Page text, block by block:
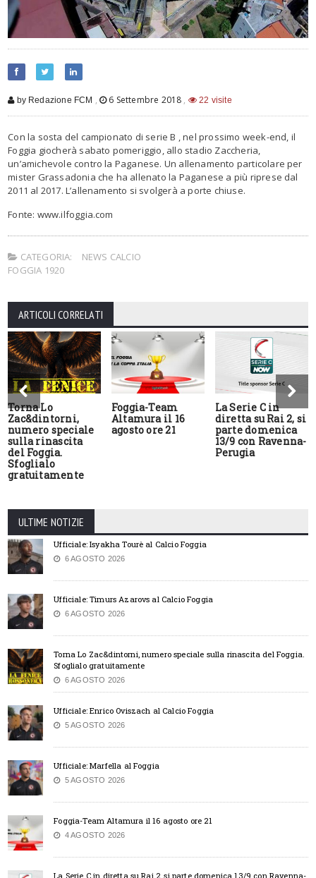
by Redazione FCM , 6 Settembre 2018 , 22 visite
Con la sosta del campionato di serie B , nel prossimo week-end, il
Foggia giocherà sabato pomeriggio, allo stadio Zaccheria,
un’amichevole contro la Paganese. Un allenamento particolare per
mister Grassadonia che ha allenato la Paganese a più riprese dal
2011 al 2017. L’allenamento si svolgerà a porte chiuse.
Fonte: www.ilfoggia.com
CATEGORIA:
NEWS CALCIO
FOGGIA 1920
ARTICOLI CORRELATI
Torna Lo
Zac&dintorni,
numero speciale
sulla rinascita
del Foggia.
Sfoglialo
gratuitamente
Foggia-Team
Altamura il 16
agosto ore 21
La Serie C in
diretta su Rai 2, si
parte domenica
13/9 con Ravenna-
Perugia
ULTIME NOTIZIE
Ufficiale: Isyakha Tourè al Calcio Foggia
6 AGOSTO 2026
Ufficiale: Timurs Azarovs al Calcio Foggia
6 AGOSTO 2026
Torna Lo Zac&dintorni, numero speciale sulla rinascita del Foggia.
Sfoglialo gratuitamente
6 AGOSTO 2026
Ufficiale: Enrico Oviszach al Calcio Foggia
5 AGOSTO 2026
Ufficiale: Marfella al Foggia
5 AGOSTO 2026
Foggia-Team Altamura il 16 agosto ore 21
4 AGOSTO 2026
La Serie C in diretta su Rai 2, si parte domenica 13/9 con Ravenna-